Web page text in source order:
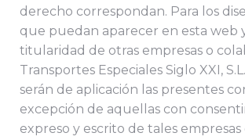
derecho correspondan. Para los
que puedan aparecer en esta web
titularidad de otras empresas o
Transportes Especiales Siglo XXI,
serán de aplicación las presentes
excepción de aquellas con
expreso y escrito de tales empresas